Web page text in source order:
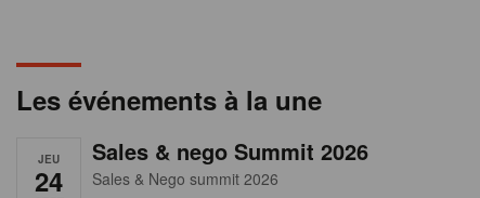
Les événements à la une
JEU
24
Sales & nego Summit 2026
Sales & Nego summit 2026